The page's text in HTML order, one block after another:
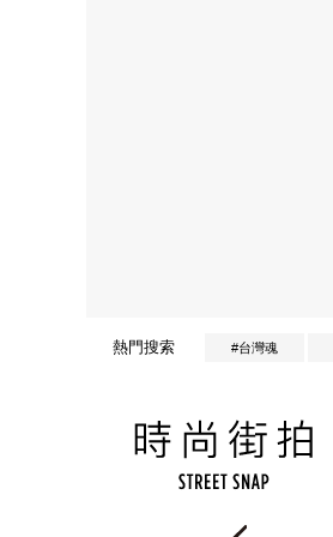
熱門搜索 #台灣魂